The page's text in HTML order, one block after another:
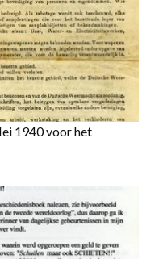
1940 voor het